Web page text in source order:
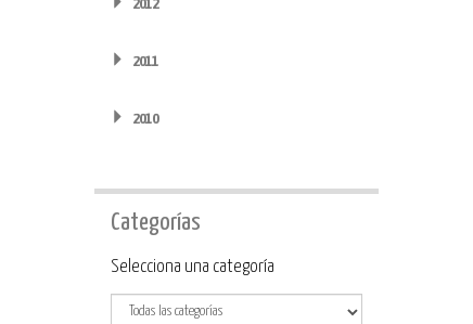
2012
2011
2010
Categorías
Categoría
Selecciona una categoría